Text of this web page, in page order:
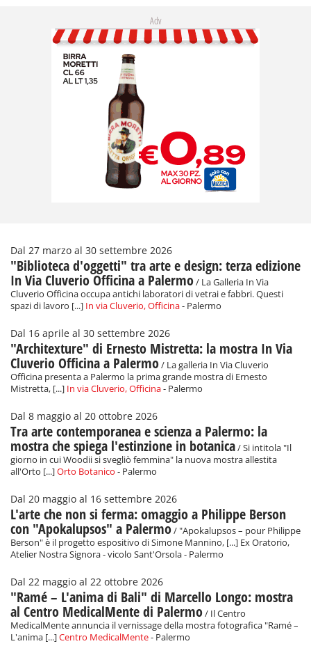
Adv
Dal 27 marzo al 30 settembre 2026
"Biblioteca d'oggetti" tra arte e design: terza edizione
In Via Cluverio Officina a Palermo/ La Galleria In Via
Cluverio Officina occupa antichi laboratori di vetrai e fabbri. Questi
spazi di lavoro [...] In via Cluverio, Officina- Palermo
Dal 16 aprile al 30 settembre 2026
"Architexture" di Ernesto Mistretta: la mostra In Via
Cluverio Officina a Palermo/ La galleria In Via Cluverio
Officina presenta a Palermo la prima grande mostra di Ernesto
Mistretta, [...] In via Cluverio, Officina- Palermo
Dal 8 maggio al 20 ottobre 2026
Tra arte contemporanea e scienza a Palermo: la
mostra che spiega l'estinzione in botanica/ Si intitola "Il
giorno in cui Woodii si svegliò femmina" la nuova mostra allestita
all'Orto [...]Orto Botanico - Palermo
Dal 20 maggio al 16 settembre 2026
L'arte che non si ferma: omaggio a Philippe Berson
con "Apokalupsos" a Palermo/ "Apokalupsos – pour Philippe
Berson" è il progetto espositivo di Simone Mannino, [...] Ex Oratorio,
Atelier Nostra Signora - vicolo Sant'Orsola - Palermo
Dal 22 maggio al 22 ottobre 2026
"Ramé – L'anima di Bali" di Marcello Longo: mostra
al Centro MedicalMente di Palermo/ Il Centro
MedicalMente annuncia il vernissage della mostra fotografica "Ramé –
L'anima [...]Centro MedicalMente- Palermo